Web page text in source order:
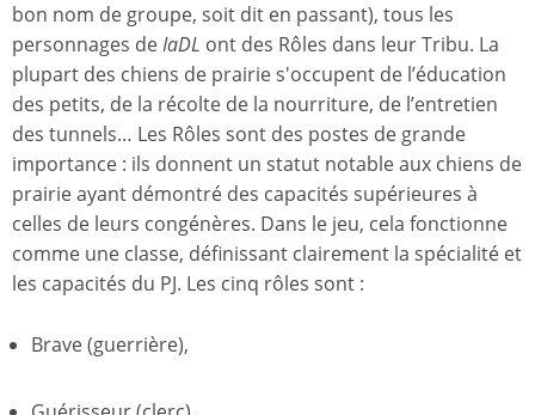
bon nom de groupe, soit dit en passant), tous les
personnages deIaDL ont des Rôles dans leur Tribu. La
plupart des chiens de prairie s'occupent de l’éducation
des petits, de la récolte de la nourriture, de l’entretien
des tunnels… Les Rôles sont des postes de grande
importance : ils donnent un statut notable aux chiens de
prairie ayant démontré des capacités supérieures à
celles de leurs congénères. Dans le jeu, cela fonctionne
comme une classe, définissant clairement la spécialité et
les capacités du PJ. Les cinq rôles sont :
Brave (guerrière),